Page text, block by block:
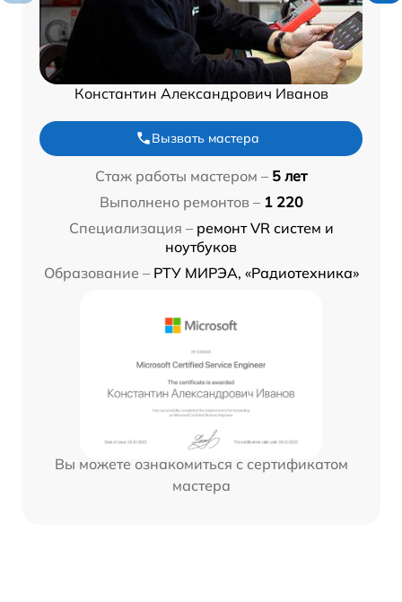
Константин Александрович Иванов
Вызвать мастера
Стаж работы мастером – 5 лет
Выполнено ремонтов – 1 220
Специализация – ремонт VR систем и
ноутбуков
Образование – РТУ МИРЭА, «Радиотехника»
Вы можете ознакомиться с сертификатом
мастера